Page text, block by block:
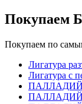
Покупаем
Покупаем по
Лигатура
Лигатура с
ПАЛЛАДИЙ
ПАЛЛАДИЙ